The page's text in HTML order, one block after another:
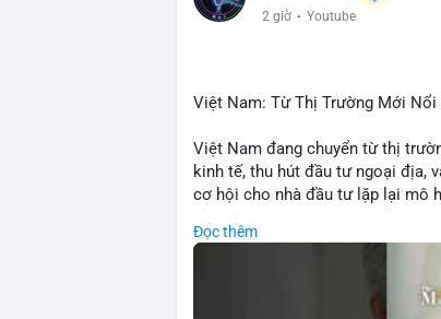
nhu cầu.
crypto.
💡 NHẬN ĐỊNH & KHUYẾN NGHỊ:
• Tâm lý ngắn hạn: sợ hãi, giảm
• Khuyến nghị: giữ cẩn thận,
📊 Nguồn: Radar Tâm Lý Thị
2 giờ · Youtube
Việt Nam: Từ Thị Trường Mới
Việt Nam đang chuyển từ thị
kinh tế, thu hút đầu tư ngoại địa,
cơ hội cho nhà đầu tư lặp lại mô
đầu tư toàn cầu.
Đọc thêm